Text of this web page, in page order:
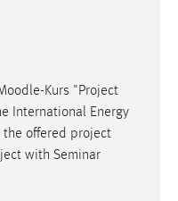
-Kurs "Project
International Energy
the offered project
with Seminar